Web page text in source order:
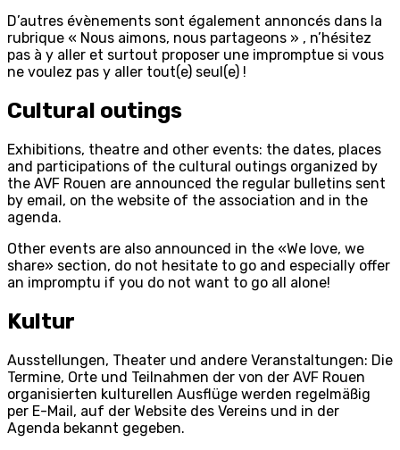
D’autres évènements sont également annoncés dans la
rubrique « Nous aimons, nous partageons » , n’hésitez
pas à y aller et surtout proposer une impromptue si vous
ne voulez pas y aller tout(e) seul(e) !
Cultural outings
Exhibitions, theatre and other events: the dates, places
and participations of the cultural outings organized by
the AVF Rouen are announced the regular bulletins sent
by email, on the website of the association and in the
agenda.
Other events are also announced in the «We love, we
share» section, do not hesitate to go and especially offer
an impromptu if you do not want to go all alone!
Kultur
Ausstellungen, Theater und andere Veranstaltungen: Die
Termine, Orte und Teilnahmen der von der AVF Rouen
organisierten kulturellen Ausflüge werden regelmäßig
per E-Mail, auf der Website des Vereins und in der
Agenda bekannt gegeben.